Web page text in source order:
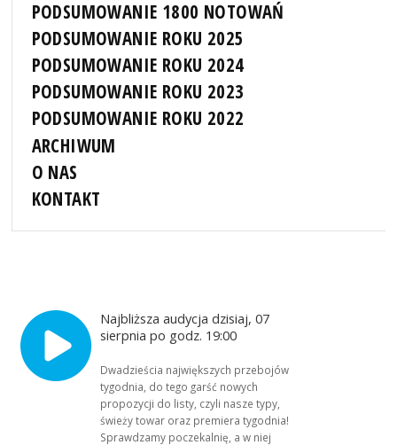
PODSUMOWANIE 1800 NOTOWAŃ
PODSUMOWANIE ROKU 2025
PODSUMOWANIE ROKU 2024
PODSUMOWANIE ROKU 2023
PODSUMOWANIE ROKU 2022
ARCHIWUM
O NAS
KONTAKT
Najbliższa audycja dzisiaj, 07
sierpnia po godz. 19:00
Dwadzieścia największych przebojów
tygodnia, do tego garść nowych
propozycji do listy, czyli nasze typy,
świeży towar oraz premiera tygodnia!
Sprawdzamy poczekalnię, a w niej